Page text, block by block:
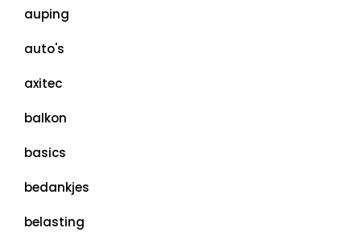
auping
auto's
axitec
balkon
basics
bedankjes
belasting